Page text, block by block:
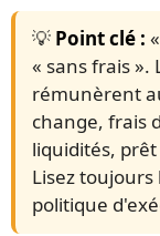
💡 Point clé :
« sans frais ».
rémunèrent
change, frais
liquidités,
Lisez
politique